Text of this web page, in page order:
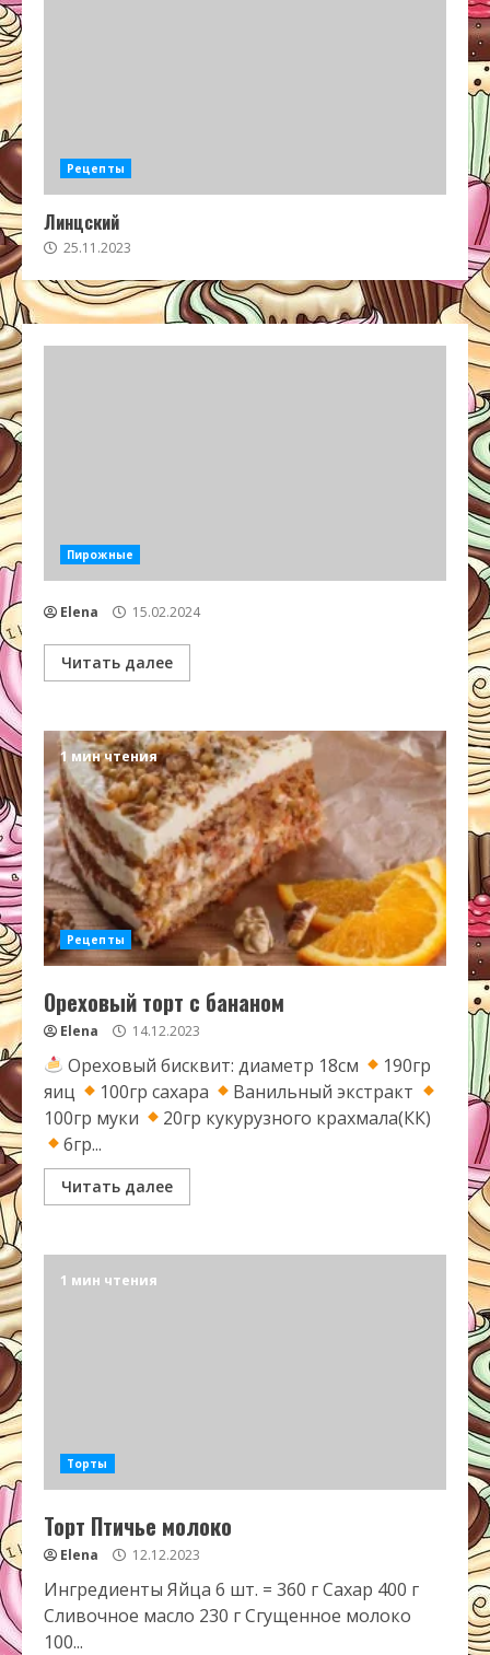
Рецепты
Линцский
25.11.2023
Пирожные
Elena 15.02.2024
Читать далее
1 мин чтения
Рецепты
Ореховый торт с бананом
Elena 14.12.2023
Ореховый бисквит: диаметр 18см
190гр
яиц
100гр сахара
Ванильный экстракт
100гр муки
20гр кукурузного крахмала(КК)
6гр...
Читать далее
1 мин чтения
Торты
Торт Птичье молоко
Elena 12.12.2023
Ингредиенты Яйца 6 шт. = 360 г Сахар 400 г
Сливочное масло 230 г Сгущенное молоко
100...